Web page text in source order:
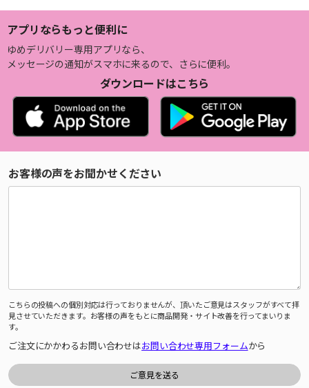
アプリならもっと便利に
ゆめデリバリー専用アプリなら、
メッセージの通知がスマホに来るので、さらに便利。
ダウンロードはこちら
お客様の声をお聞かせください
こちらの投稿への個別対応は行っておりませんが、頂いたご意見はスタッフがすべて拝
見させていただきます。お客様の声をもとに商品開発・サイト改善を行ってまいりま
す。
ご注文にかかわるお問い合わせはお問い合わせ専用フォームから